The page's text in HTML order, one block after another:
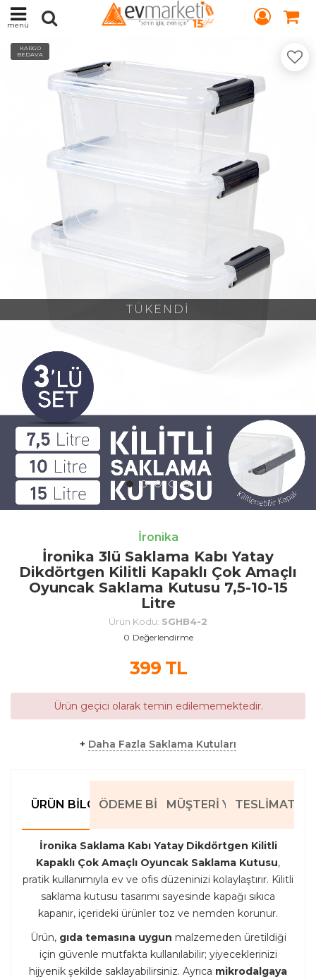
menü
TÜKENDİ
KARGO
BEDAVA
İronika
İronika 3lü Saklama Kabı Yatay
Dikdörtgen Kilitli Kapaklı Çok Amaçlı
Oyuncak Saklama Kutusu 7,5-10-15
Litre
Ürün Kodu: SGHB4-2
0 Değerlendirme
399TL
Ürün geçici olarak temin edilememektedir.
+ Daha Fazla Saklama Kutuları
ÜRÜN BILGILERIÖDEME BILGILERIMÜŞTERI YORUMLARI
TESLIMAT
İronika Saklama Kabı Yatay Dikdörtgen Kilitli
Kapaklı Çok Amaçlı Oyuncak Saklama Kutusu,
pratik kullanımıyla ev ve ofis düzeninizi kolaylaştırır. Kilitli
saklama kutusu tasarımı sayesinde kapağı sıkıca
kapanır, içerideki ürünler toz ve nemden korunur.
Ürün, gıda temasına uygun malzemeden üretildiği
için güvenle mutfakta kullanılabilir; yiyeceklerinizi
hijyenik şekilde saklayabilirsiniz. Ayrıca mikrodalgaya